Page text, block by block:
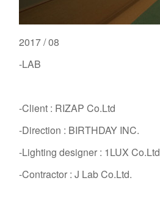
2017 / 08
-LAB
-Client : RIZAP Co.Ltd
-Direction : BIRTHDAY INC.
-Lighting designer : 1LUX Co.Ltd
-Contractor : J Lab Co.Ltd.